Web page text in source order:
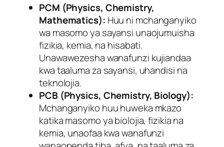
PCM (Physics, Chemistry,
Mathematics): Huu ni mchanganyiko
wa masomo ya sayansi unaojumuisha
fizikia, kemia, na hisabati.
Unawawezesha wanafunzi kujiandaa
kwa taaluma za sayansi, uhandisi na
teknolojia.
PCB (Physics, Chemistry, Biology):
Mchanganyiko huu huweka mkazo
katika masomo ya biolojia, fizikia na
kemia, unaofaa kwa wanafunzi